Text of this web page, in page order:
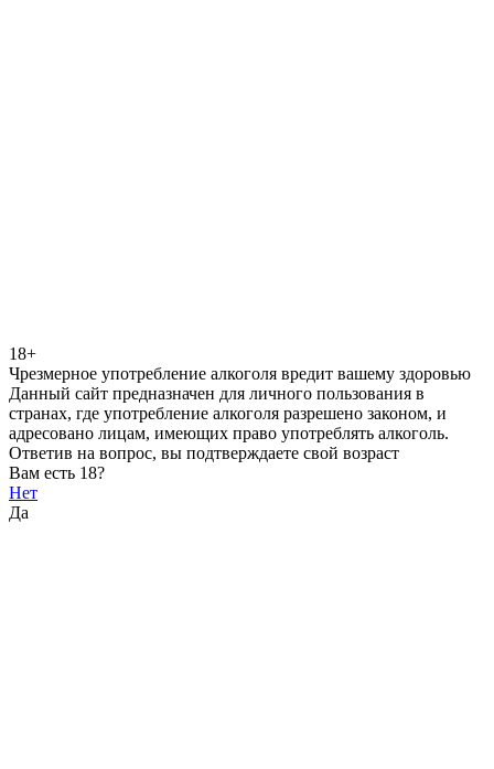
18+
Чрезмерное употребление алкоголя вредит вашему здоровью
Данный сайт предназначен для личного пользования в
странах, где употребление алкоголя разрешено законом, и
адресовано лицам, имеющих право употреблять алкоголь.
Ответив на вопрос, вы подтверждаете свой возраст
Вам есть 18?
Нет
Да